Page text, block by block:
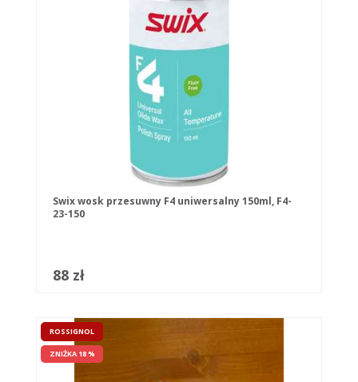
Swix wosk przesuwny F4 uniwersalny 150ml, F4-
23-150
88 zł
ROSSIGNOL
ZNIŻKA 18 %